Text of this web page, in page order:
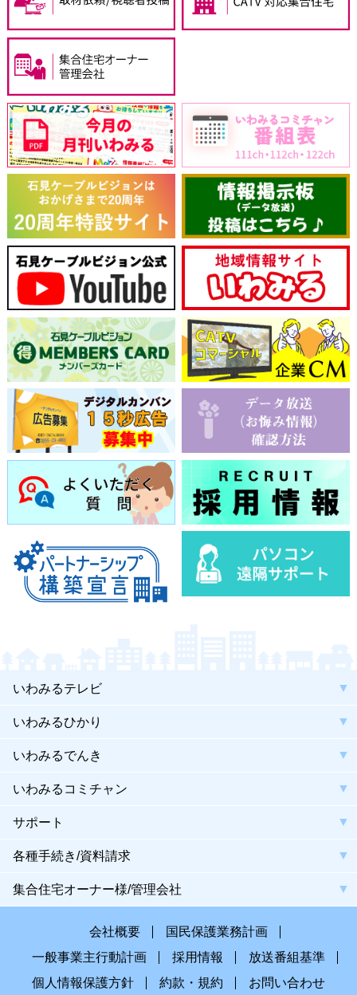
いわみるテレビ
いわみるひかり
いわみるでんき
いわみるコミチャン
サポート
各種手続き/資料請求
集合住宅オーナー様/管理会社
会社概要
国民保護業務計画
一般事業主行動計画
採用情報
放送番組基準
個人情報保護方針
約款・規約 お問い合わせ